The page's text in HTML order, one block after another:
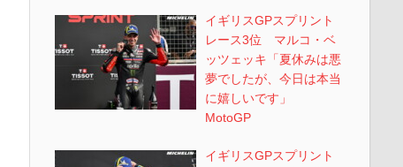
イギリスGPスプリント
レース3位 マルコ・ベ
ッツェッキ「夏休みは悪
夢でしたが、今日は本当
に嬉しいです」
MotoGP
イギリスGPスプリント